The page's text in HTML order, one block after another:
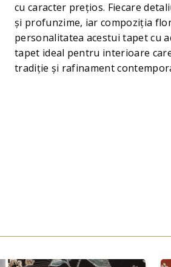
cu caracter prețios. Fiecare
și profunzime, iar compoziția
personalitatea acestui tapet cu
tapet ideal pentru interioare
tradiție și rafinament